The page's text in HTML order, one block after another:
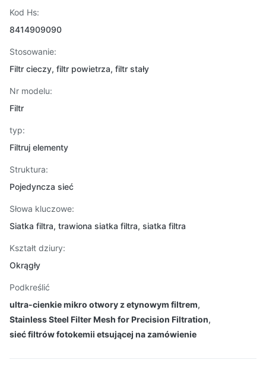
Kod Hs:
8414909090
Stosowanie:
Filtr cieczy, filtr powietrza, filtr stały
Nr modelu:
Filtr
typ:
Filtruj elementy
Struktura:
Pojedyncza sieć
Słowa kluczowe:
Siatka filtra, trawiona siatka filtra, siatka filtra
Kształt dziury:
Okrągły
Podkreślić
ultra-cienkie mikro otwory z etynowym filtrem,
Stainless Steel Filter Mesh for Precision Filtration,
sieć filtrów fotokemii etsującej na zamówienie